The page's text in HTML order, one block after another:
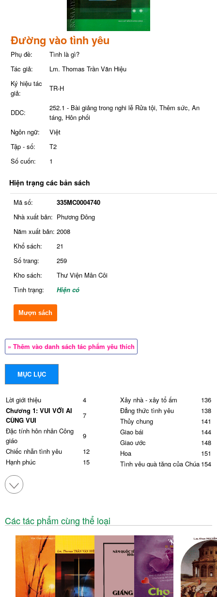
Đường vào tình yêu
Phụ đề:
Tình là gì?
Tác giả:
Lm. Thomas Trần Văn Hiệu
Ký hiệu tác
giả:
TR-H
DDC:
252.1 - Bài giảng trong nghi lễ Rửa tội, Thêm sức, An
táng, Hôn phối
Ngôn ngữ:
Việt
Tập - số:
T2
Số cuốn:
1
Hiện trạng các bản sách
Mã số:
335MC0004740
Nhà xuất bản: Phương Đông
Năm xuất bản: 2008
Khổ sách:
21
Số trang:
259
Kho sách:
Thư Viện Mân Côi
Tình trạng:
Hiện có
Mượn sách
» Thêm vào danh sách tác phẩm yêu thích
MỤC LỤC
Lời giới thiệu
4
Chương 1: VUI VỚI AI
CÙNG VUI
7
Đặc tính hôn nhân Công
giáo
9
Chiếc nhẫn tình yêu
12
Hạnh phúc
15
Chiều chuộng (1Pr 3,1-9)
Chọn bạn đời
Hôn nhân & hoa hồng
39
Duyên phận
43
Lạt mềm buộc chặt
Lời thề
51
Theo gương Đức Maria là
kẻ tin
54
Quà tặng
58
Xây nhà - xây tổ ấm
136
Đẳng thức tình yêu
138
Thủy chung
141
Giao bái
144
Giao ước
148
Hoa
151
Tình yêu quà tặng của Chúa 154
Vạn lần buồn
174
Trịnh Công Sơn - mùa thu &
tôi
178
Muối
181
Yêu thí mạng
184
187
Hòa thuận
191
Các tác phẩm cùng thể loại